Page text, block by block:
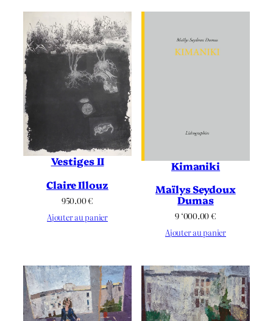
Vestiges II
Claire Illouz
950.00€
Ajouter au panier
Kimaniki
Maïlys Seydoux
Dumas
9 ‘000.00€
Ajouter au panier